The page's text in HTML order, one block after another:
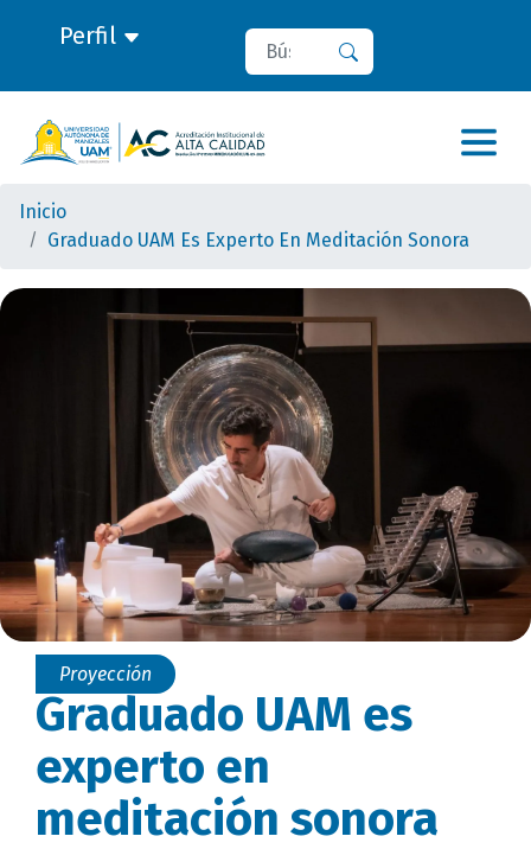
Perfil Buscar
Inicio
Graduado UAM Es Experto En Meditación Sonora
Proyección
Graduado UAM es
experto en
meditación sonora